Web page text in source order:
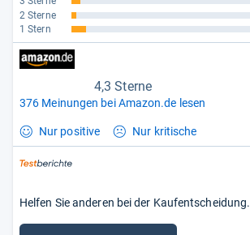
2 Sterne
1 Stern
4,3 Sterne
376 Meinungen bei Amazon.de lesen
Nur positive Nur kritische
Helfen Sie anderen bei der Kaufentscheidung.